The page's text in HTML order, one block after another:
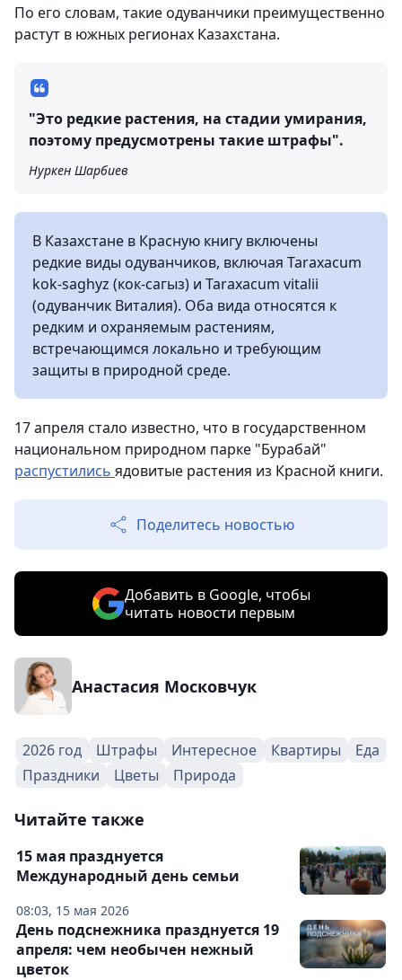
По его словам, такие одуванчики преимущественно
растут в южных регионах Казахстана.
"Это редкие растения, на стадии умирания,
поэтому предусмотрены такие штрафы".
Нуркен Шарбиев
В Казахстане в Красную книгу включены
редкие виды одуванчиков, включая Taraxacum
kok-saghyz (кок-сагыз) и Taraxacum vitalii
(одуванчик Виталия). Оба вида относятся к
редким и охраняемым растениям,
встречающимся локально и требующим
защиты в природной среде.
17 апреля стало известно, что в государственном
национальном природном парке "Бурабай"
распустились ядовитые растения из Красной книги.
Поделитесь новостью
Добавить в Google, чтобы
читать новости первым
Анастасия Московчук
2026 год Штрафы Интересное Квартиры
Еда
Праздники
Цветы Природа
Читайте также
08:03, 15 мая 2026
15 мая празднуется
Международный день семьи
День подснежника празднуется 19
апреля: чем необычен нежный
цветок